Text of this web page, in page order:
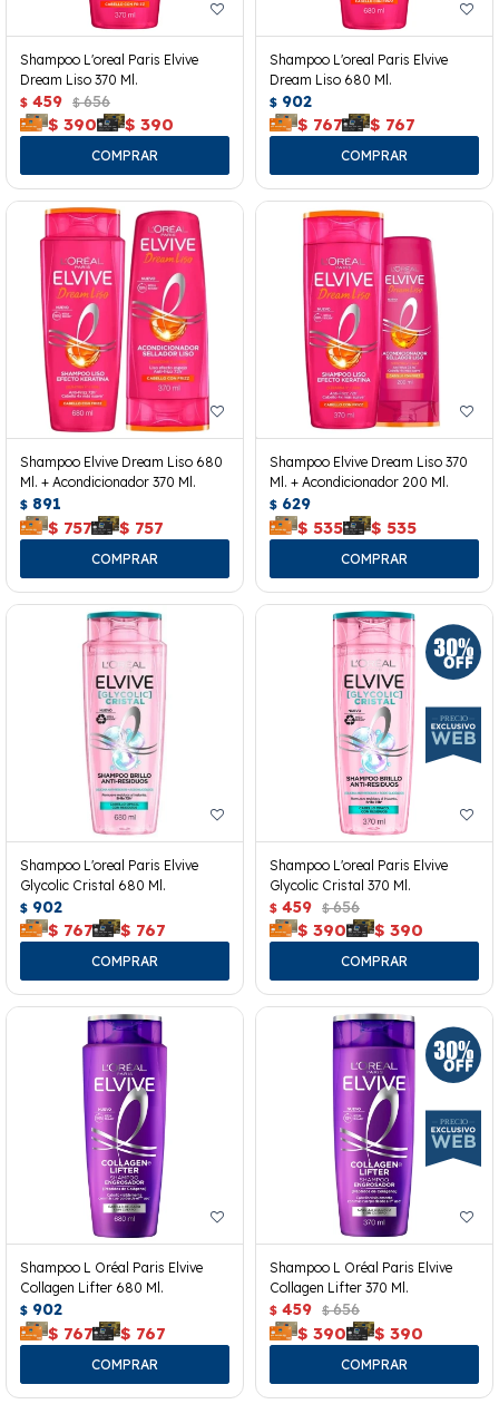
Shampoo L'oreal Paris Elvive
Dream Liso 370 Ml.
$ 459 $ 656
$ 390 $ 390
Shampoo L'oreal Paris Elvive
Dream Liso 680 Ml.
$ 902
$ 767 $ 767
Shampoo Elvive Dream Liso 680
Ml. + Acondicionador 370 Ml.
$ 891
$ 757 $ 757
Shampoo Elvive Dream Liso 370
Ml. + Acondicionador 200 Ml.
$ 629
$ 535 $ 535
Shampoo L'oreal Paris Elvive
Glycolic Cristal 680 Ml.
$ 902
$ 767 $ 767
Shampoo L'oreal Paris Elvive
Glycolic Cristal 370 Ml.
$ 459 $ 656
$ 390 $ 390
Shampoo L Oréal Paris Elvive
Collagen Lifter 680 Ml.
$ 902
$ 767 $ 767
Shampoo L Oréal Paris Elvive
Collagen Lifter 370 Ml.
$ 459 $ 656
$ 390 $ 390